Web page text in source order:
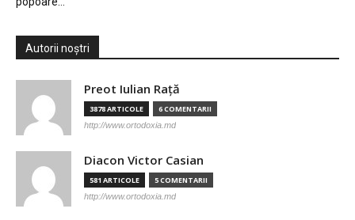
Autorii noștri
Preot Iulian Raţă
3878 ARTICOLE 6 COMENTARII
http://www.ortodoxia.md
Diacon Victor Casian
581 ARTICOLE 5 COMENTARII
http://www.ortodoxia.md